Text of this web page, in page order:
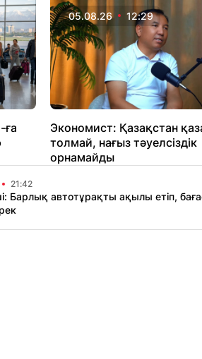
ға
05.08.26 12:29
Экономист: Қазақстан
толмай, нағыз тәуелсіздік
орнамайды
21:42
Барлық автотұрақты ақылы етіп,